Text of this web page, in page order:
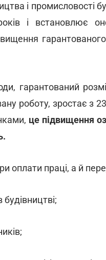
і промисловості
і встановлює
гарантований
роботу, зростає з
це підвищення
оплати праці, а й
будівництві;